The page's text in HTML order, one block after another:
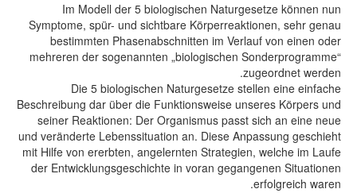
Im Modell der 5 biologischen Naturgesetze können nun
Symptome, spür- und sichtbare Körperreaktionen, sehr genau
bestimmten Phasenabschnitten im Verlauf von einen oder
mehreren der sogenannten „biologischen Sonderprogramme“
zugeordnet werden.
Die 5 biologischen Naturgesetze stellen eine einfache
Beschreibung dar über die Funktionsweise unseres Körpers und
seiner Reaktionen: Der Organismus passt sich an eine neue
und veränderte Lebenssituation an. Diese Anpassung geschieht
mit Hilfe von ererbten, angelernten Strategien, welche im Laufe
der Entwicklungsgeschichte in voran gegangenen Situationen
erfolgreich waren.